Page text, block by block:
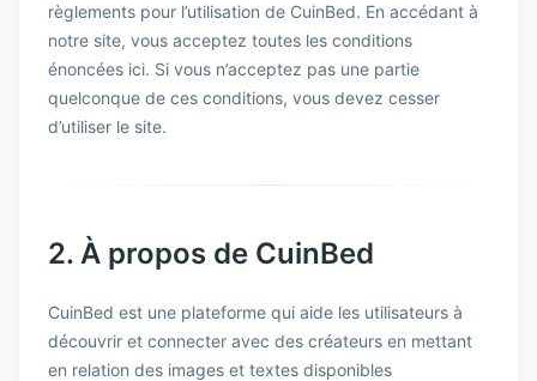
règlements pour l’utilisation de CuinBed. En accédant à
notre site, vous acceptez toutes les conditions
énoncées ici. Si vous n’acceptez pas une partie
quelconque de ces conditions, vous devez cesser
d’utiliser le site.
2. À propos de CuinBed
CuinBed est une plateforme qui aide les utilisateurs à
découvrir et connecter avec des créateurs en mettant
en relation des images et textes disponibles